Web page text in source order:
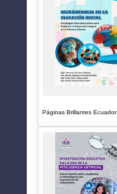
Páginas Brillantes Ecuador